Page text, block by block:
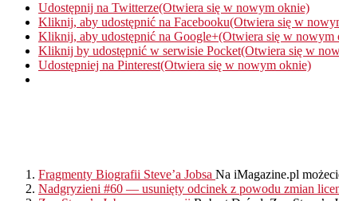
Udostępnij na Twitterze(Otwiera się w nowym oknie)
Kliknij, aby udostępnić na Facebooku(Otwiera się w
Kliknij, aby udostępnić na Google+(Otwiera się w nowym
Kliknij by udostępnić w serwisie Pocket(Otwiera się w
Udostępniej na Pinterest(Otwiera się w nowym oknie)
Fragmenty Biografii Steve’a Jobsa Na iMagazine.pl
Nadgryzieni #60 — usunięty odcinek z powodu zmian